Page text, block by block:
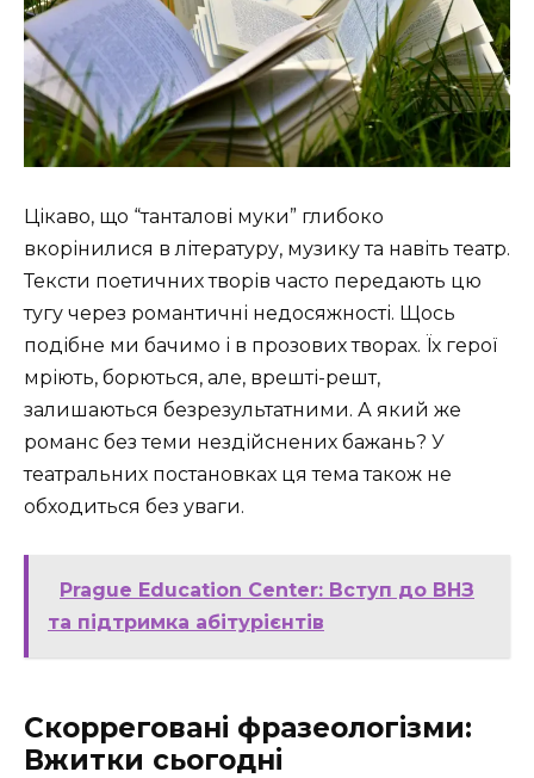
Цікаво, що “танталові муки” глибоко
вкорінилися в літературу, музику та навіть театр.
Тексти поетичних творів часто передають цю
тугу через романтичні недосяжності. Щось
подібне ми бачимо і в прозових творах. Їх герої
мріють, борються, але, врешті-решт,
залишаються безрезультатними. А який же
романс без теми нездійснених бажань? У
театральних постановках ця тема також не
обходиться без уваги.
Prague Education Center: Вступ до ВНЗ
та підтримка абітурієнтів
Скорреговані фразеологізми:
Вжитки сьогодні